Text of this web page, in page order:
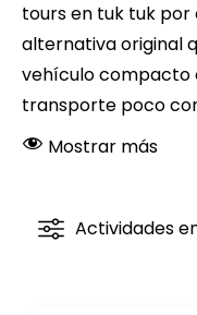
tours en tuk tuk por
alternativa original
vehículo compacto
transporte poco
Mostrar más
Actividades